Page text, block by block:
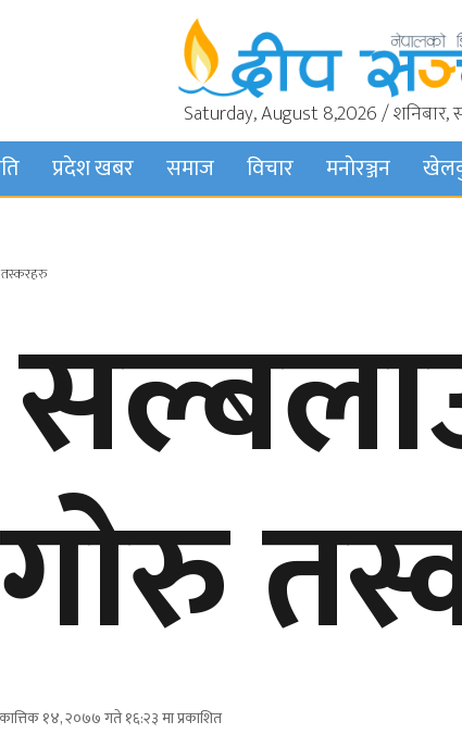
Saturday, August 8,2026 / शनिबार,
प्रदेश खबर समाज विचार मनाेरञ्जन
तस्करहरु
१४, २०७७ गते १६:२३ मा प्रकाशित